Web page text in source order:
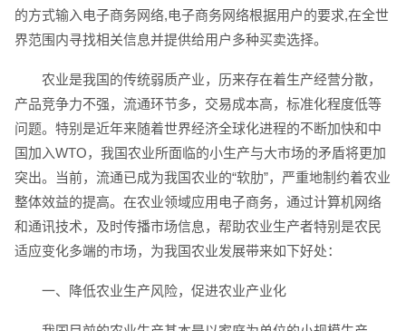
的方式输入电子商务网络,电子商务网络根据用户的要求,在全世
界范围内寻找相关信息并提供给用户多种买卖选择。
农业是我国的传统弱质产业，历来存在着生产经营分散，
产品竞争力不强，流通环节多，交易成本高，标准化程度低等
问题。特别是近年来随着世界经济全球化进程的不断加快和中
国加入WTO，我国农业所面临的小生产与大市场的矛盾将更加
突出。当前，流通已成为我国农业的“软肋”，严重地制约着农业
整体效益的提高。在农业领域应用电子商务，通过计算机网络
和通讯技术，及时传播市场信息，帮助农业生产者特别是农民
适应变化多端的市场，为我国农业发展带来如下好处：
一、降低农业生产风险，促进农业产业化
请输入您的公司名称 名字